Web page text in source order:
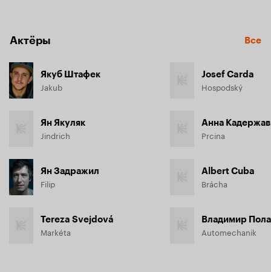
Актёры Все
Якуб Штафек
Jakub
Ян Якуляк
Jindrich
Ян Задражил
Filip
Tereza Svejdová
Markéta
Josef Carda
Hospodský
Анна
Prcina
Albert Cuba
Brácha
Владимир
Automechanik